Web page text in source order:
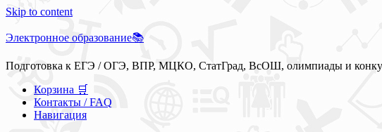
Skip to content
Электронное образование📚
Подготовка к ЕГЭ / ОГЭ, ВПР, МЦКО, СтатГрад, ВсОШ, олимпиады и
Корзина 🛒
Контакты / FAQ
Навигация